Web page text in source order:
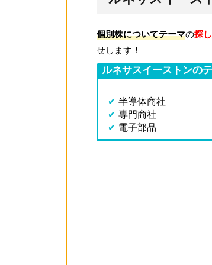
個別株についてテーマの探
せします！
ルネサスイーストンの
✔ 半導体商社
✔ 専門商社
✔ 電子部品